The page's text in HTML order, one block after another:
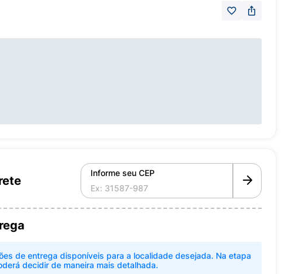
Informe seu CEP
de entrega disponíveis para a localidade desejada. Na etapa
decidir de maneira mais detalhada.